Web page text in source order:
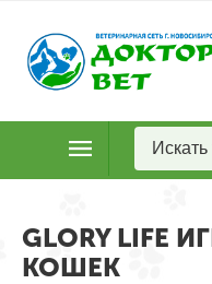
GLORY LIFE
КОШЕК